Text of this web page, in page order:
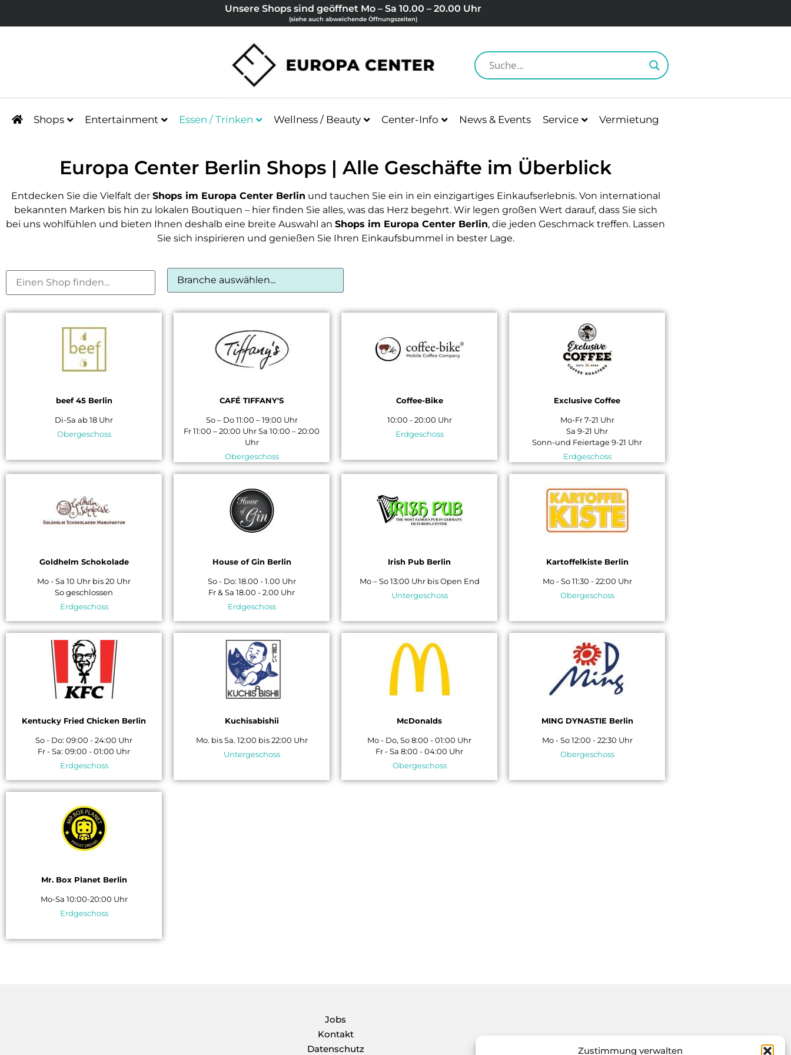
Zustimmung verwalten
Unsere Shops sind geöffnet Mo – Sa 10.00 – 20.00 Uhr
(siehe auch abweichende Öffnungszeiten)
Shops Entertainment Essen / Trinken Wellness / Beauty Center-Info News & Events Service Vermietung
Europa Center Berlin Shops | Alle Geschäfte im Überblick
Entdecken Sie die Vielfalt der Shops im Europa Center Berlin und tauchen Sie ein in ein einzigartiges Einkaufserlebnis. Von international
bekannten Marken bis hin zu lokalen Boutiquen – hier finden Sie alles, was das Herz begehrt. Wir legen großen Wert darauf, dass Sie sich
bei uns wohlfühlen und bieten Ihnen deshalb eine breite Auswahl an Shops im Europa Center Berlin, die jeden Geschmack treffen. Lassen
Sie sich inspirieren und genießen Sie Ihren Einkaufsbummel in bester Lage.
beef 45 Berlin
Di-Sa ab 18 Uhr
Obergeschoss
CAFÉ TIFFANY'S
So – Do 11:00 – 19:00 Uhr
Fr 11:00 – 20:00 Uhr Sa 10:00 – 20:00
Uhr
Obergeschoss
Coffee-Bike
10:00 - 20:00 Uhr
Erdgeschoss
Exclusive Coffee
Mo-Fr 7-21 Uhr
Sa 9-21 Uhr
Sonn-und Feiertage 9-21 Uhr
Erdgeschoss
Goldhelm Schokolade
Mo - Sa 10 Uhr bis 20 Uhr
So geschlossen
Erdgeschoss
House of Gin Berlin
So - Do: 18.00 - 1.00 Uhr
Fr & Sa 18.00 - 2.00 Uhr
Erdgeschoss
Irish Pub Berlin
Mo – So 13:00 Uhr bis Open End
Untergeschoss
Kartoffelkiste Berlin
Mo - So 11:30 - 22:00 Uhr
Obergeschoss
Kentucky Fried Chicken Berlin
So - Do: 09:00 - 24:00 Uhr
Fr - Sa: 09:00 - 01:00 Uhr
Erdgeschoss
Kuchisabishii
Mo. bis Sa. 12:00 bis 22:00 Uhr
Untergeschoss
McDonalds
Mo - Do, So 8:00 - 01:00 Uhr
Fr - Sa 8:00 - 04:00 Uhr
Obergeschoss
MING DYNASTIE Berlin
Mo - So 12:00 - 22:30 Uhr
Obergeschoss
Mr. Box Planet Berlin
Mo-Sa 10:00-20:00 Uhr
Erdgeschoss
Jobs
Kontakt
Datenschutz